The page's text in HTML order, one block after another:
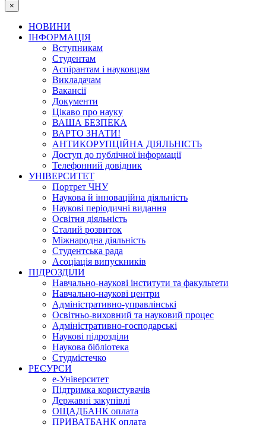
×
НОВИНИ
ІНФОРМАЦІЯ
Вступникам
Студентам
Аспірантам і науковцям
Викладачам
Вакансії
Документи
Цікаво про науку
ВАША БЕЗПЕКА
ВАРТО ЗНАТИ!
АНТИКОРУПЦІЙНА ДІЯЛЬНІСТЬ
Доступ до публічної інформації
Телефонний довідник
УНІВЕРСИТЕТ
Портрет ЧНУ
Наукова й інноваційна діяльність
Наукові періодичні видання
Освітня діяльність
Сталий розвиток
Міжнародна діяльність
Студентська рада
Асоціація випускників
ПІДРОЗДІЛИ
Навчально-наукові інститути та факультети
Навчально-наукові центри
Адміністративно-управлінські
Освітньо-виховний та науковий процес
Адміністративно-господарські
Наукові підрозділи
Наукова бібліотека
Студмістечко
РЕСУРСИ
е-Університет
Підтримка користувачів
Державні закупівлі
ОЩАДБАНК оплата
ПРИВАТБАНК оплата